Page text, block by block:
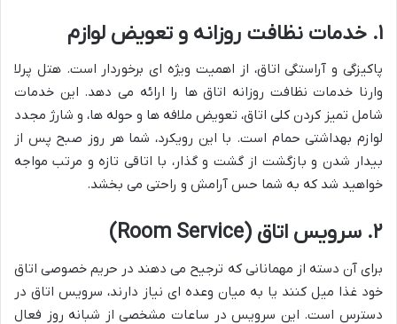
۱. خدمات نظافت روزانه و تعویض لوازم
پاکیزگی و آراستگی اتاق، از اهمیت ویژه ای برخوردار است. هتل پرلا
وارنا خدمات نظافت روزانه اتاق ها را ارائه می دهد. این خدمات
شامل تمیز کردن کلی اتاق، تعویض ملافه ها و حوله ها، و شارژ مجدد
لوازم بهداشتی حمام است. با این رویکرد، شما هر روز صبح پس از
بیدار شدن و بازگشت از گشت و گذار، با اتاقی تازه و مرتب مواجه
خواهید شد که به شما حس آرامش و راحتی می بخشد.
۲. سرویس اتاق (Room Service)
برای آن دسته از مهمانانی که ترجیح می دهند در حریم خصوصی اتاق
خود غذا میل کنند یا به میان وعده ای نیاز دارند، سرویس اتاق در
دسترس است. این سرویس در ساعات مشخصی از شبانه روز فعال